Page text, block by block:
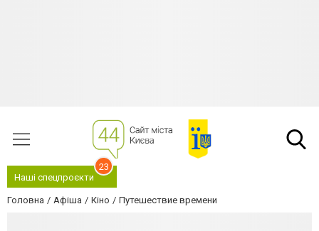
Наші спецпроєкти
23
Головна Афіша Кіно Путешествие времени